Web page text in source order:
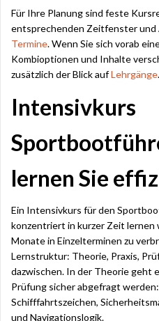
Für Ihre Planung sind feste
entsprechenden Zeitfenster und
Termine. Wenn Sie sich vorab
Kombioptionen und Inhalte
zusätzlich der Blick aufLehrgänge.
Intensivkurs
lernen Sie
Ein Intensivkurs für den
konzentriert in kurzer Zeit
Monate in Einzelterminen zu
Lernstruktur: Theorie, Praxis,
dazwischen. In der Theorie geht
Prüfung sicher abgefragt
Schifffahrtszeichen,
und Navigationslogik.